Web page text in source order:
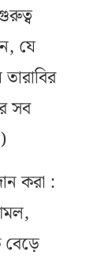
যে
সব
করা :